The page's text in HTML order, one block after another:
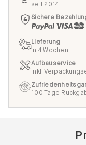
seit 2014
Sichere
Lieferung
in 4 Wochen
Aufbauservice
inkl.
100 Tage